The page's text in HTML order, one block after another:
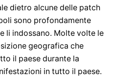
dietro alcune delle patch
sono profondamente
li indossano. Molte volte le
geografica che
il paese durante la
in tutto il paese.